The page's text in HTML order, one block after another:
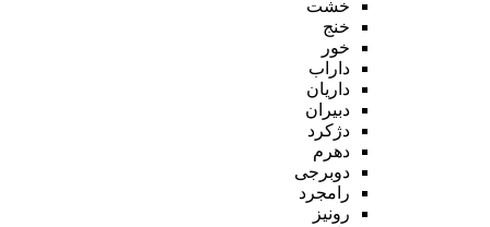
خشت
خنج
خور
داراب
داریان
دبیران
دژکرد
دهرم
دوبرجی
رامجرد
رونیز